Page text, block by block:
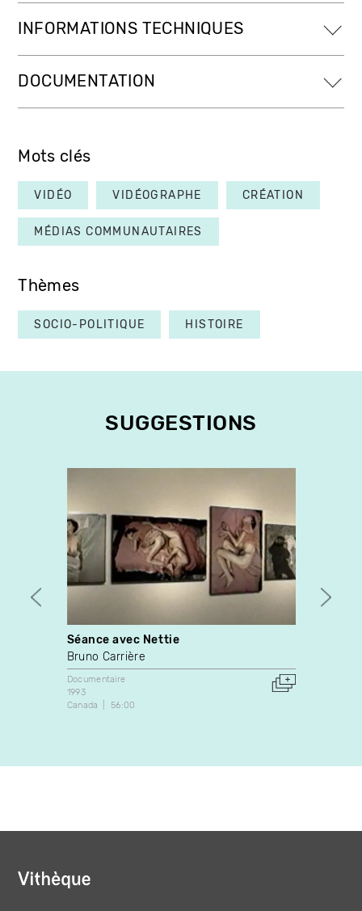
INFORMATIONS TECHNIQUES
DOCUMENTATION
Mots clés
VIDÉO VIDÉOGRAPHE CRÉATION
MÉDIAS COMMUNAUTAIRES
Thèmes
SOCIO-POLITIQUE HISTOIRE
SUGGESTIONS
Séance avec Nettie
Bruno Carrière
Documentaire
1993
Canada
56:00